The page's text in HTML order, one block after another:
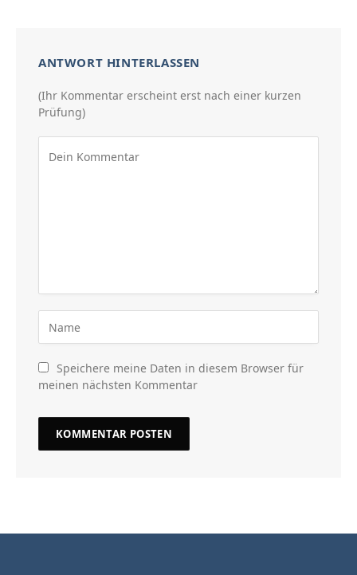
ANTWORT HINTERLASSEN
(Ihr Kommentar erscheint erst nach einer kurzen
Prüfung)
Speichere meine Daten in diesem Browser für
meinen nächsten Kommentar